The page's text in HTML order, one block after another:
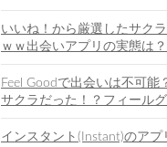
いいね！から厳選したサク
ｗｗ出会いアプリの実態は？
Feel Goodで出会いは不可能
サクラだった！？フィールグ
インスタント(Instant)のア